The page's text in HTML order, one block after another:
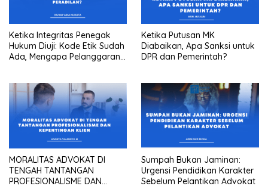
Ketika Integritas Penegak
Hukum Diuji: Kode Etik Sudah
Ada, Mengapa Pelanggaran
Ketika Putusan MK
Diabaikan, Apa Sanksi untuk
DPR dan Pemerintah?
MORALITAS ADVOKAT DI
TENGAH TANTANGAN
PROFESIONALISME DAN
Sumpah Bukan Jaminan:
Urgensi Pendidikan Karakter
Sebelum Pelantikan Advokat